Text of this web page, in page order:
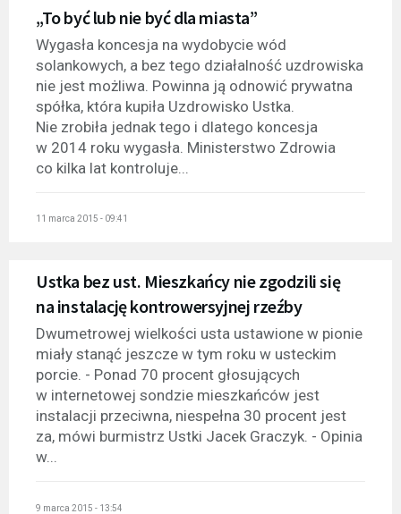
„To być lub nie być dla miasta”
Wygasła koncesja na wydobycie wód
solankowych, a bez tego działalność uzdrowiska
nie jest możliwa. Powinna ją odnowić prywatna
spółka, która kupiła Uzdrowisko Ustka.
Nie zrobiła jednak tego i dlatego koncesja
w 2014 roku wygasła. Ministerstwo Zdrowia
co kilka lat kontroluje...
11 marca 2015 - 09:41
Ustka bez ust. Mieszkańcy nie zgodzili się
na instalację kontrowersyjnej rzeźby
Dwumetrowej wielkości usta ustawione w pionie
miały stanąć jeszcze w tym roku w usteckim
porcie. - Ponad 70 procent głosujących
w internetowej sondzie mieszkańców jest
instalacji przeciwna, niespełna 30 procent jest
za, mówi burmistrz Ustki Jacek Graczyk. - Opinia
w...
9 marca 2015 - 13:54